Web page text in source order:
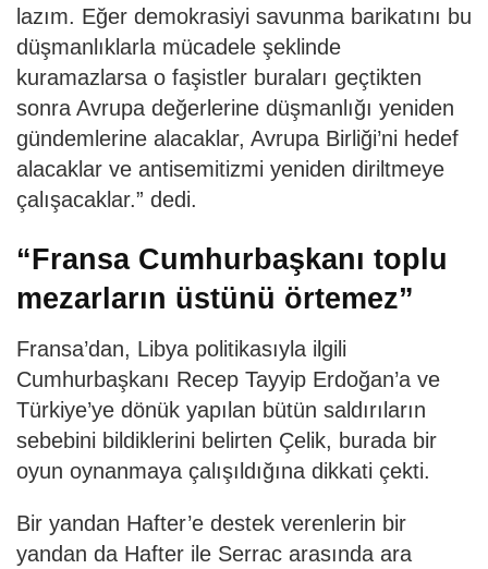
lazım. Eğer demokrasiyi savunma barikatını bu
düşmanlıklarla mücadele şeklinde
kuramazlarsa o faşistler buraları geçtikten
sonra Avrupa değerlerine düşmanlığı yeniden
gündemlerine alacaklar, Avrupa Birliği’ni hedef
alacaklar ve antisemitizmi yeniden diriltmeye
çalışacaklar.” dedi.
“Fransa Cumhurbaşkanı toplu
mezarların üstünü örtemez”
Fransa’dan, Libya politikasıyla ilgili
Cumhurbaşkanı Recep Tayyip Erdoğan’a ve
Türkiye’ye dönük yapılan bütün saldırıların
sebebini bildiklerini belirten Çelik, burada bir
oyun oynanmaya çalışıldığına dikkati çekti.
Bir yandan Hafter’e destek verenlerin bir
yandan da Hafter ile Serrac arasında ara